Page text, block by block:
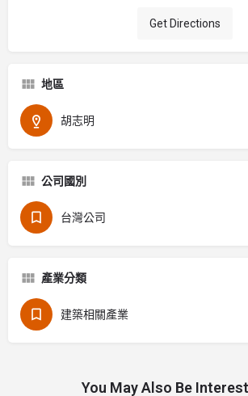
Get Directions
地區
胡志明
公司國別
台灣公司
產業分類
建築相關產業
You May Also Be